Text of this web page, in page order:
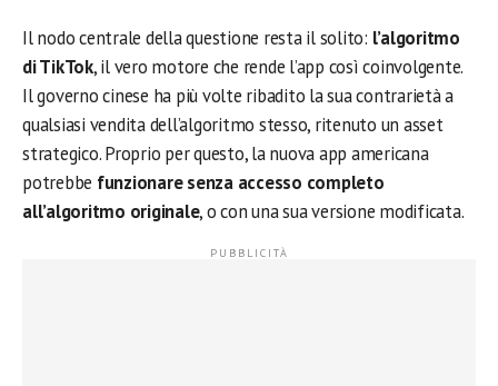
Il nodo centrale della questione resta il solito: l’algoritmo
di TikTok, il vero motore che rende l’app così coinvolgente.
Il governo cinese ha più volte ribadito la sua contrarietà a
qualsiasi vendita dell’algoritmo stesso, ritenuto un asset
strategico. Proprio per questo, la nuova app americana
potrebbe funzionare senza accesso completo
all’algoritmo originale, o con una sua versione modificata.